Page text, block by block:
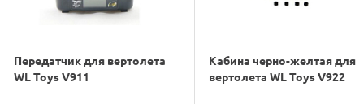
Передатчик для вертолета
WL Toys V911
Кабина черно-желтая для
вертолета WL Toys V922